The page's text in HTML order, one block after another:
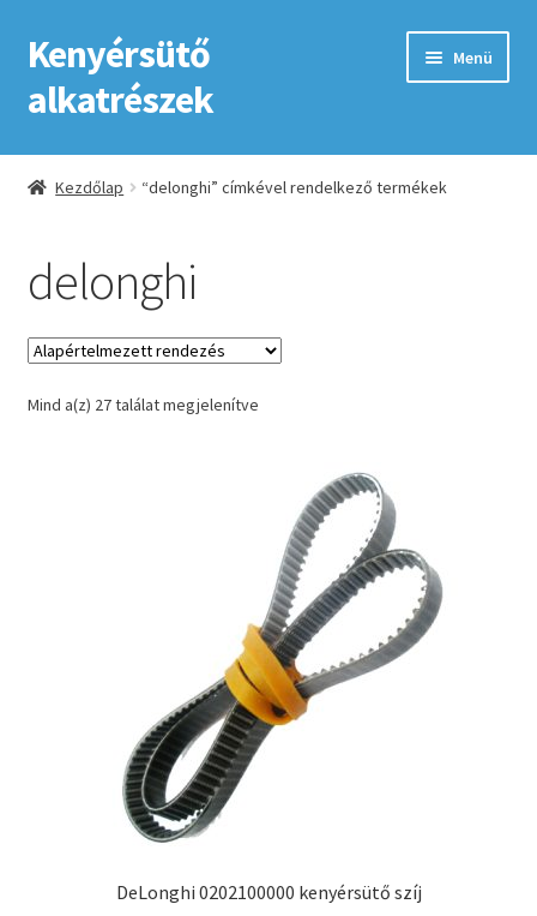
Ugrás
a
navigációhoz
Kilépés
a
tartalomba
Kenyérsütő
alkatrészek
Menü
Kezdőlap
ÁSZF
Fiókom
GYIK
Kenyérsütő alkatrészek modellszám alapján
Kenyérsütő használati utasítások
Online HELP
Kezdőlap “delonghi” címkével rendelkező termékek
delonghi
Mind a(z) 27 találat megjelenítve
DeLonghi 0202100000 kenyérsütő szíj